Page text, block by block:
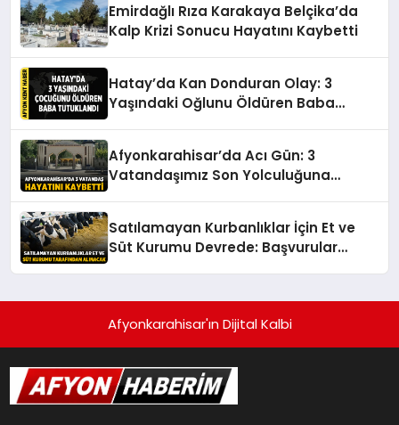
Emirdağlı Rıza Karakaya Belçika’da
Kalp Krizi Sonucu Hayatını Kaybetti
Hatay’da Kan Donduran Olay: 3
Yaşındaki Oğlunu Öldüren Baba
Afyonkarahisar’da Acı Gün: 3
Vatandaşımız Son Yolculuğuna
Satılamayan Kurbanlıklar İçin Et ve
Süt Kurumu Devrede: Başvurular
Afyonkarahisar'ın Dijital Kalbi